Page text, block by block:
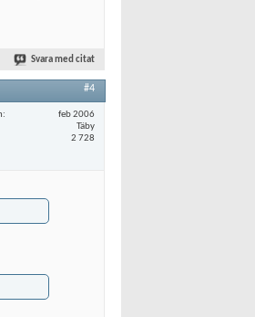
Svara med citat
#4
feb 2006
Täby
2 728